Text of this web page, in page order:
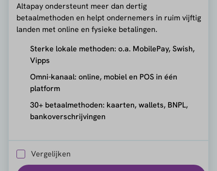
Altapay ondersteunt meer dan dertig
betaalmethoden en helpt ondernemers in ruim vijftig
landen met online en fysieke betalingen.
Sterke lokale methoden: o.a. MobilePay, Swish,
Vipps
Omni-kanaal: online, mobiel en POS in één
platform
30+ betaalmethoden: kaarten, wallets, BNPL,
bankoverschrijvingen
Vergelijken